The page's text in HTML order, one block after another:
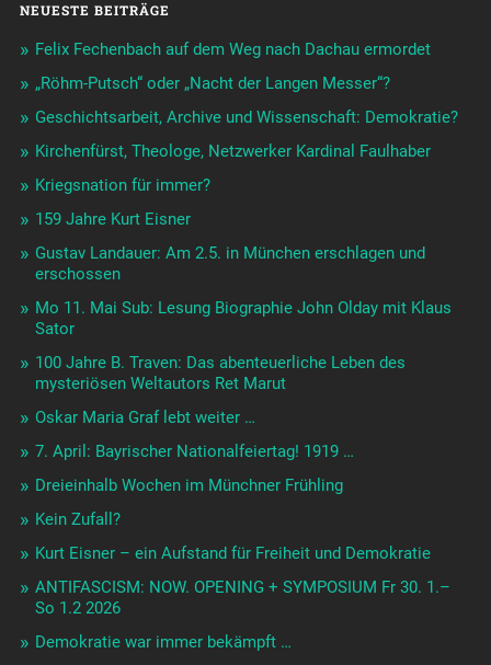
NEUESTE BEITRÄGE
Felix Fechenbach auf dem Weg nach Dachau ermordet
„Röhm-Putsch“ oder „Nacht der Langen Messer“?
Geschichtsarbeit, Archive und Wissenschaft: Demokratie?
Kirchenfürst, Theologe, Netzwerker Kardinal Faulhaber
Kriegsnation für immer?
159 Jahre Kurt Eisner
Gustav Landauer: Am 2.5. in München erschlagen und
erschossen
Mo 11. Mai Sub: Lesung Biographie John Olday mit Klaus
Sator
100 Jahre B. Traven: Das abenteuerliche Leben des
mysteriösen Weltautors Ret Marut
Oskar Maria Graf lebt weiter …
7. April: Bayrischer Nationalfeiertag! 1919 …
Dreieinhalb Wochen im Münchner Frühling
Kein Zufall?
Kurt Eisner – ein Aufstand für Freiheit und Demokratie
ANTIFASCISM: NOW. OPENING + SYMPOSIUM Fr 30. 1.–
So 1.2 2026
Demokratie war immer bekämpft …